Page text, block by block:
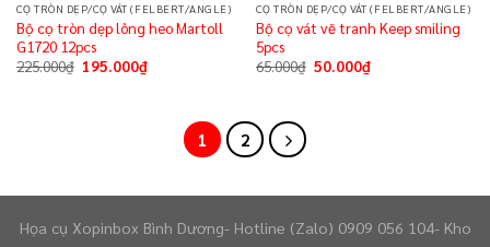
CỌ TRÒN DẸP/CỌ VÁT (FELBERT/ANGLE)
Bộ cọ tròn dẹp lông heo Martoll
G1720 12pcs
225.000₫ 195.000₫
CỌ TRÒN DẸP/CỌ VÁT (FELBERT/ANGLE)
Bộ cọ vát vẽ tranh Keep smiling
5pcs
65.000₫ 50.000₫
1 2
Họa cụ Xopinbox Bình Dương- Hotline (Zalo) 0909 056 104- Kho